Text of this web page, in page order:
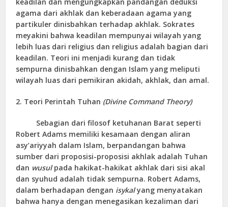
keadilan dan mengungkapkan pandangan deduksi
agama dari akhlak dan keberadaan agama yang
partikuler dinisbahkan terhadap akhlak. Sokrates
meyakini bahwa keadilan mempunyai wilayah yang
lebih luas dari religius dan religius adalah bagian dari
keadilan. Teori ini menjadi kurang dan tidak
sempurna dinisbahkan dengan Islam yang meliputi
wilayah luas dari pemikiran akidah, akhlak, dan amal.
2. Teori Perintah Tuhan (Divine Command Theory)
Sebagian dari filosof ketuhanan Barat seperti
Robert Adams memiliki kesamaan dengan aliran
asy’ariyyah dalam Islam, berpandangan bahwa
sumber dari proposisi-proposisi akhlak adalah Tuhan
dan wusulpada hakikat-hakikat akhlak dari sisi akal
dan syuhud adalah tidak sempurna. Robert Adams,
dalam berhadapan dengan isykalyang menyatakan
bahwa hanya dengan menegasikan kezaliman dari